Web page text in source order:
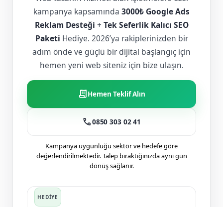
kampanya kapsamında 3000₺ Google Ads
Reklam Desteği + Tek Seferlik Kalıcı SEO
Paketi Hediye. 2026’ya rakiplerinizden bir
adım önde ve güçlü bir dijital başlangıç için
hemen yeni web siteniz için bize ulaşın.
receipt_longHemen Teklif Alın
call0850 303 02 41
Kampanya uygunluğu sektör ve hedefe göre
değerlendirilmektedir. Talep bıraktığınızda aynı gün
dönüş sağlanır.